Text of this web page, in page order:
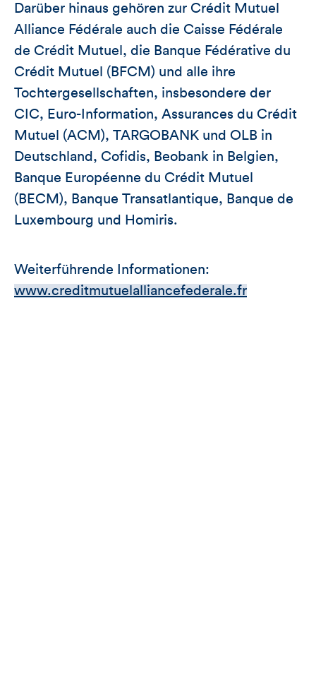
Darüber hinaus gehören zur Crédit Mutuel
Alliance Fédérale auch die Caisse Fédérale
de Crédit Mutuel, die Banque Fédérative du
Crédit Mutuel (BFCM) und alle ihre
Tochtergesellschaften, insbesondere der
CIC, Euro-Information, Assurances du Crédit
Mutuel (ACM), TARGOBANK und OLB in
Deutschland, Cofidis, Beobank in Belgien,
Banque Européenne du Crédit Mutuel
(BECM), Banque Transatlantique, Banque de
Luxembourg und Homiris.
Weiterführende Informationen:
www.creditmutuelalliancefederale.fr